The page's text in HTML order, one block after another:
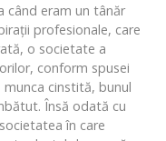
când eram un tânăr
profesionale, care
o societate a
conform spusei
cinstită, bunul
Însă odată cu
în care